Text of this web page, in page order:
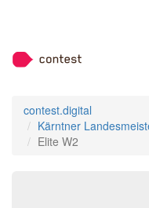
contest.digital
Kärntner
Elite W2